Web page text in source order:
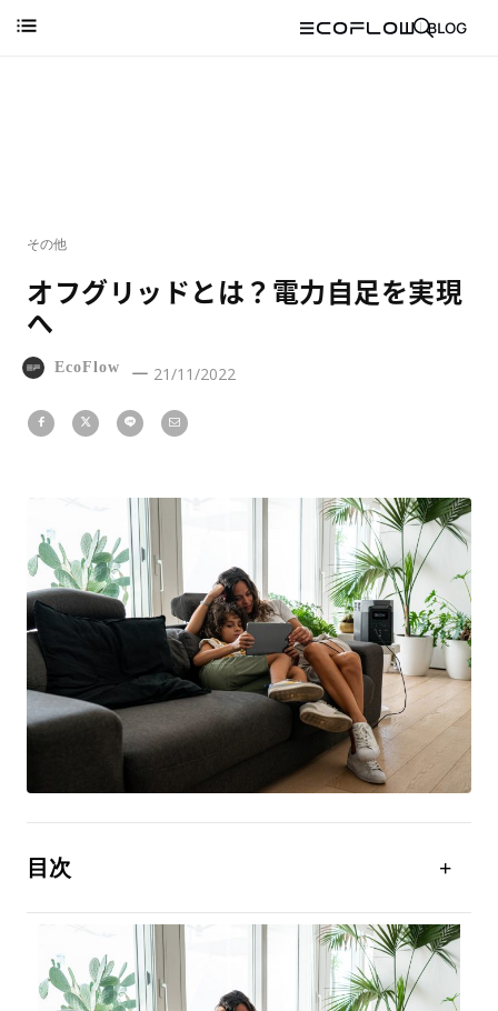
その他
オフグリッドとは？電力自足を実現
へ
EcoFlow 21/11/2022
目次
オフグリッドのメリット
オフグリッドのデメリット